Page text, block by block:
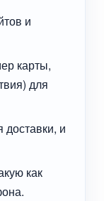
и
карты,
для
и
как